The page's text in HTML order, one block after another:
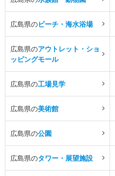
広島県のビーチ・海水浴場
広島県のアウトレット・ショ
ッピングモール
広島県の工場見学
広島県の美術館
広島県の公園
広島県のタワー・展望施設